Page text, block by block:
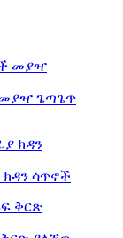
መያዣ ጌጣጌጥ
ሳጥኖች